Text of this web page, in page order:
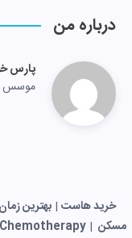
درباره من
پارس
موسس
خرید هاست | بهترین
مسکن |